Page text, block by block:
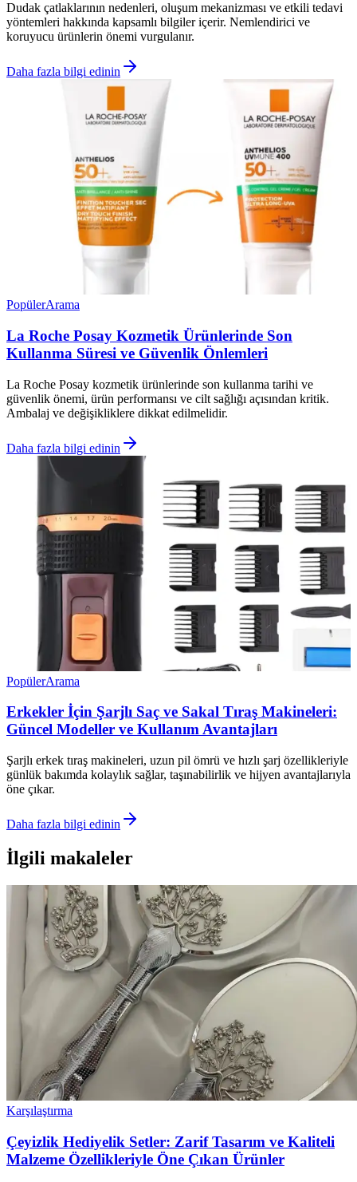
Dudak çatlaklarının nedenleri, oluşum mekanizması ve etkili tedavi
yöntemleri hakkında kapsamlı bilgiler içerir. Nemlendirici ve
koruyucu ürünlerin önemi vurgulanır.
Daha fazla bilgi edinin
PopülerArama
La Roche Posay Kozmetik Ürünlerinde Son
Kullanma Süresi ve Güvenlik Önlemleri
La Roche Posay kozmetik ürünlerinde son kullanma tarihi ve
güvenlik önemi, ürün performansı ve cilt sağlığı açısından kritik.
Ambalaj ve değişikliklere dikkat edilmelidir.
Daha fazla bilgi edinin
PopülerArama
Erkekler İçin Şarjlı Saç ve Sakal Tıraş Makineleri:
Güncel Modeller ve Kullanım Avantajları
Şarjlı erkek tıraş makineleri, uzun pil ömrü ve hızlı şarj özellikleriyle
günlük bakımda kolaylık sağlar, taşınabilirlik ve hijyen avantajlarıyla
öne çıkar.
Daha fazla bilgi edinin
İlgili makaleler
Karşılaştırma
Çeyizlik Hediyelik Setler: Zarif Tasarım ve Kaliteli
Malzeme Özellikleriyle Öne Çıkan Ürünler